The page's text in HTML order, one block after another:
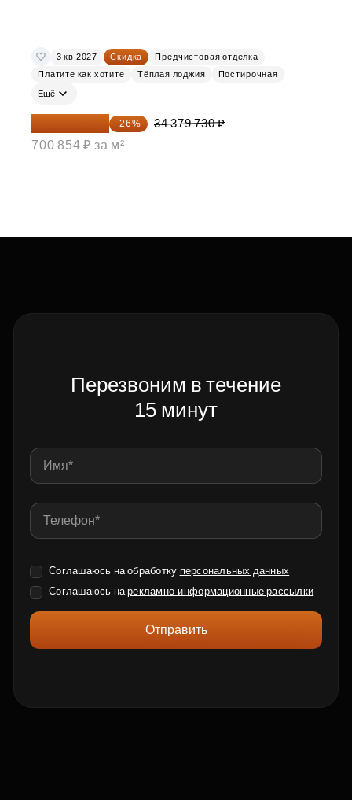
3 кв 2027 Скидка
Предчистовая отделка
Платите как хотите
Тёплая лоджия Постирочная
Ещё
25 441 000 ₽ -26%
34 379 730 ₽
700 854 ₽ за м²
Перезвоним в течение
15 минут
Соглашаюсь на обработку персональных данных
Соглашаюсь нарекламно-информационные рассылки
Отправить